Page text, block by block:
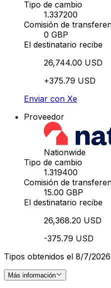
Tipo de cambio
1.337200
Comisión de
0 GBP
El destinatario recibe
26,744.00 USD
+375.79 USD
Enviar con Xe
Proveedor
Nationwide
Tipo de cambio
1.319400
Comisión de
15.00 GBP
El destinatario recibe
26,368.20 USD
-375.79 USD
Tipos obtenidos el 8/7/2026
Más información